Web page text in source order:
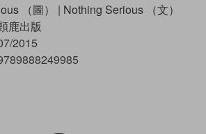
（圖）
| Nothing Serious （文）
鹿出版
2015